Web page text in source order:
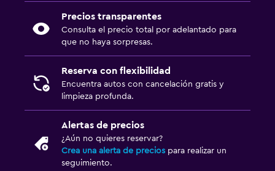
Precios transparentes
Consulta el precio total por adelantado para
que no haya sorpresas.
Reserva con flexibilidad
Encuentra autos con cancelación gratis y
limpieza profunda.
Alertas de precios
¿Aún no quieres reservar?
Crea una alerta de precios para realizar un
seguimiento.